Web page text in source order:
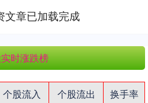
文章已加载完成
时涨跌榜
个股流入 个股流出
换手率